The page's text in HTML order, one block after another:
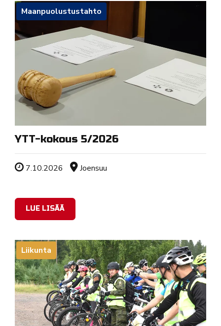
Maanpuolustustahto
YTT-kokous 5/2026
Tapahtuman ajankohta
7.10.2026 Sijainti
Joensuu
LUE LISÄÄ
Liikunta